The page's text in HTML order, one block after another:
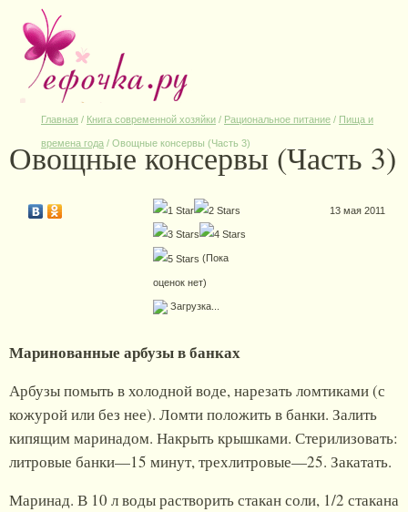
Главная / Книга современной хозяйки / Рациональное питание / Пища и
времена года / Овощные консервы (Часть 3)
Овощные консервы (Часть 3)
(Пока
оценок нет)
Загрузка...
13 мая 2011
Маринованные арбузы в банках
Арбузы помыть в холодной воде, нарезать ломтиками (с
кожурой или без нее). Ломти положить в банки. Залить
кипящим маринадом. Накрыть крышками. Стерилизовать:
литровые банки—15 минут, трехлитровые—25. Закатать.
Маринад. В 10 л воды растворить стакан соли, 1/2 стакана